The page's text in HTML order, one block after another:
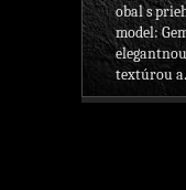
obal s
model:
textúrou